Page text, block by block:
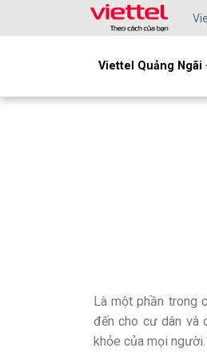
Viettel Quảng Ngãi
Là một phần trong
đến cho cư dân và
khỏe của mọi